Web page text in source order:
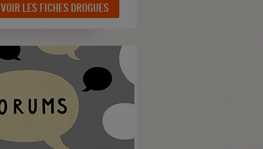
VOIR LES FICHES DROGUES